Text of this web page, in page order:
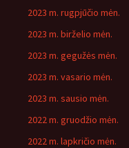
2023 m. rugpjūčio mėn.
2023 m. birželio mėn.
2023 m. gegužės mėn.
2023 m. vasario mėn.
2023 m. sausio mėn.
2022 m. gruodžio mėn.
2022 m. lapkričio mėn.